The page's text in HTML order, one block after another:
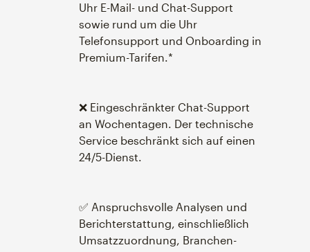
Uhr E-Mail- und Chat-Support
sowie rund um die Uhr
Telefonsupport und Onboarding in
Premium-Tarifen.*
❌ Eingeschränkter Chat-Support
an Wochentagen. Der technische
Service beschränkt sich auf einen
24/5-Dienst.
✅ Anspruchsvolle Analysen und
Berichterstattung, einschließlich
Umsatzzuordnung, Branchen-